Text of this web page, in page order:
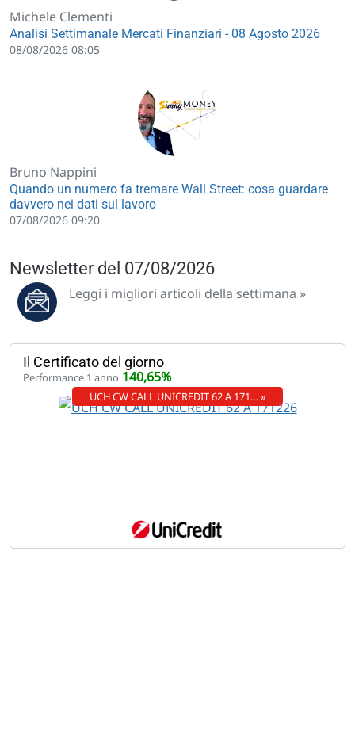
Michele Clementi
Analisi Settimanale Mercati Finanziari - 08 Agosto 2026
08/08/2026 08:05
Bruno Nappini
Quando un numero fa tremare Wall Street: cosa guardare
davvero nei dati sul lavoro
07/08/2026 09:20
Newsletter del 07/08/2026
Leggi i migliori articoli della settimana »
Il Certificato del giorno
Performance 1 anno 140,65%
UCH CW CALL UNICREDIT 62 A 171… »